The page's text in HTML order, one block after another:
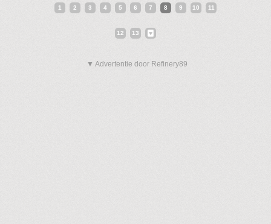
1 2 3 4 5 6 7 8 9 10 11
12 13
▼ Advertentie door Refinery89